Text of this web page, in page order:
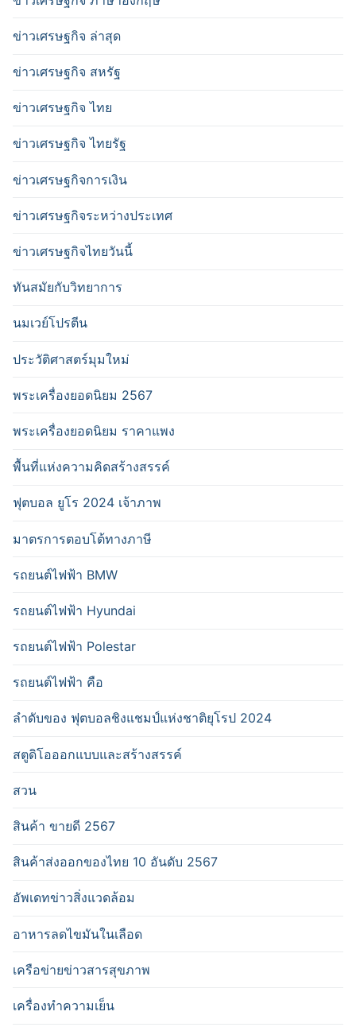
ข่าวเศรษฐกิจ ล่าสุด
ข่าวเศรษฐกิจ สหรัฐ
ข่าวเศรษฐกิจ ไทย
ข่าวเศรษฐกิจ ไทยรัฐ
ข่าวเศรษฐกิจการเงิน
ข่าวเศรษฐกิจระหว่างประเทศ
ข่าวเศรษฐกิจไทยวันนี้
ทันสมัยกับวิทยาการ
นมเวย์โปรตีน
ประวัติศาสตร์มุมใหม่
พระเครื่องยอดนิยม 2567
พระเครื่องยอดนิยม ราคาแพง
พื้นที่แห่งความคิดสร้างสรรค์
ฟุตบอล ยูโร 2024 เจ้าภาพ
มาตรการตอบโต้ทางภาษี
รถยนต์ไฟฟ้า BMW
รถยนต์ไฟฟ้า Hyundai
รถยนต์ไฟฟ้า Polestar
รถยนต์ไฟฟ้า คือ
ลำดับของ ฟุตบอลชิงแชมป์แห่งชาติยุโรป 2024
สตูดิโอออกแบบและสร้างสรรค์
สวน
สินค้า ขายดี 2567
สินค้าส่งออกของไทย 10 อันดับ 2567
อัพเดทข่าวสิ่งแวดล้อม
อาหารลดไขมันในเลือด
เครือข่ายข่าวสารสุขภาพ
เครื่องทำความเย็น